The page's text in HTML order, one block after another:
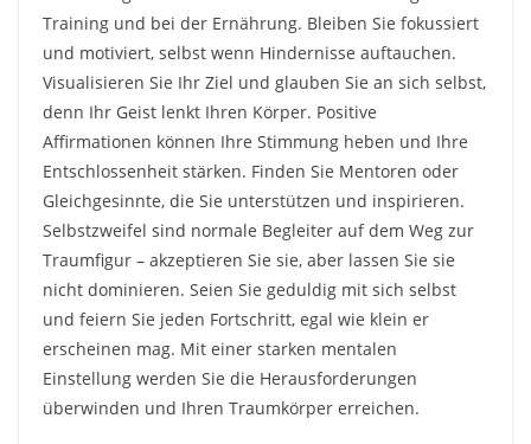
Training und bei der Ernährung. Bleiben Sie fokussiert
und motiviert, selbst wenn Hindernisse auftauchen.
Visualisieren Sie Ihr Ziel und glauben Sie an sich selbst,
denn Ihr Geist lenkt Ihren Körper. Positive
Affirmationen können Ihre Stimmung heben und Ihre
Entschlossenheit stärken. Finden Sie Mentoren oder
Gleichgesinnte, die Sie unterstützen und inspirieren.
Selbstzweifel sind normale Begleiter auf dem Weg zur
Traumfigur – akzeptieren Sie sie, aber lassen Sie sie
nicht dominieren. Seien Sie geduldig mit sich selbst
und feiern Sie jeden Fortschritt, egal wie klein er
erscheinen mag. Mit einer starken mentalen
Einstellung werden Sie die Herausforderungen
überwinden und Ihren Traumkörper erreichen.